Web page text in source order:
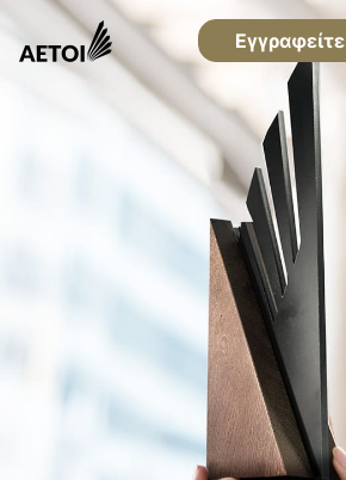
Εγγραφείτε